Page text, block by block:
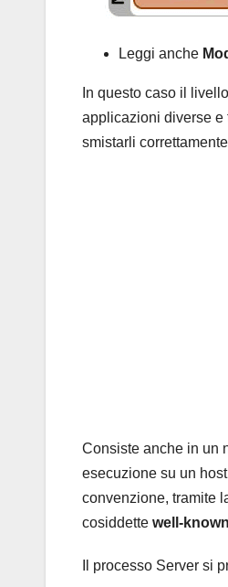
Leggi anche
In questo caso il
applicazioni diverse e
smistarli
Consiste anche in un
esecuzione su un
convenzione, tramite
cosiddette well-
Il processo Server si